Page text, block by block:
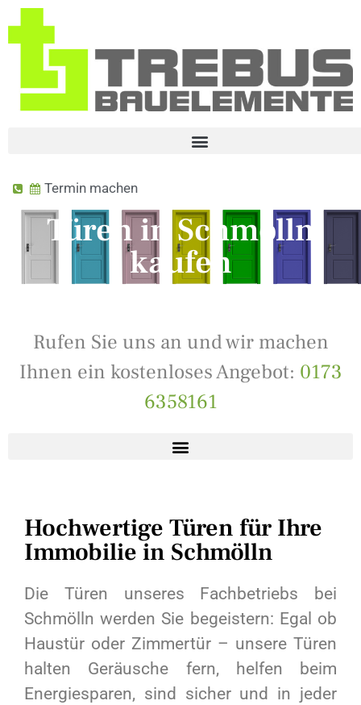
Termin machen
Türen in Schmölln
kaufen
Rufen Sie uns an und wir machen
Ihnen ein kostenloses Angebot: 0173
6358161
Hochwertige Türen für Ihre
Immobilie in Schmölln
Die Türen unseres Fachbetriebs bei
Schmölln werden Sie begeistern: Egal ob
Haustür oder Zimmertür – unsere Türen
halten Geräusche fern, helfen beim
Energiesparen, sind sicher und in jeder